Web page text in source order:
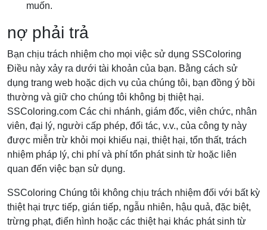
muốn.
nợ phải trả
Bạn chịu trách nhiệm cho mọi việc sử dụng SSColoring
Điều này xảy ra dưới tài khoản của bạn. Bằng cách sử
dụng trang web hoặc dịch vụ của chúng tôi, bạn đồng ý bồi
thường và giữ cho chúng tôi không bị thiệt hại.
SSColoring.com Các chi nhánh, giám đốc, viên chức, nhân
viên, đại lý, người cấp phép, đối tác, v.v., của công ty này
được miễn trừ khỏi mọi khiếu nại, thiệt hại, tổn thất, trách
nhiệm pháp lý, chi phí và phí tổn phát sinh từ hoặc liên
quan đến việc bạn sử dụng.
SSColoring Chúng tôi không chịu trách nhiệm đối với bất kỳ
thiệt hại trực tiếp, gián tiếp, ngẫu nhiên, hậu quả, đặc biệt,
trừng phạt, điển hình hoặc các thiệt hại khác phát sinh từ